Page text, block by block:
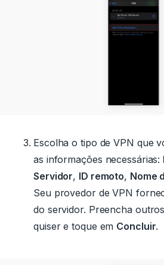
Escolha o tipo de VPN que
as informações necessárias:
Servidor, ID remoto, Nome
Seu provedor de VPN
do servidor. Preencha
quiser e toque em Concluir.